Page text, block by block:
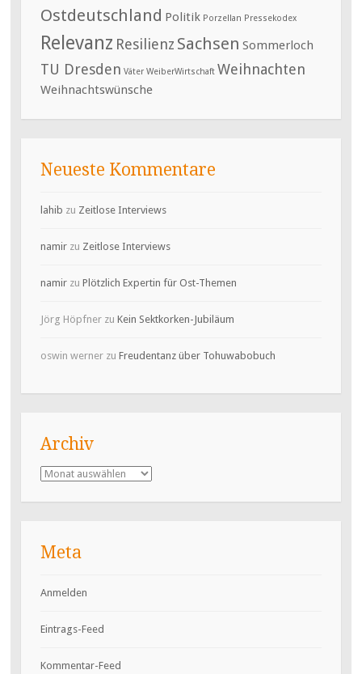
Ostdeutschland Politik Porzellan Pressekodex
Relevanz Resilienz Sachsen Sommerloch
TU Dresden Väter WeiberWirtschaft Weihnachten
Weihnachtswünsche
Neueste Kommentare
lahib zu Zeitlose Interviews
namirzu Zeitlose Interviews
namirzu Plötzlich Expertin für Ost-Themen
Jörg Höpfnerzu Kein Sektkorken-Jubiläum
oswin wernerzu Freudentanz über Tohuwabobuch
Archiv
Archiv
Meta
Anmelden
Eintrags-Feed
Kommentar-Feed